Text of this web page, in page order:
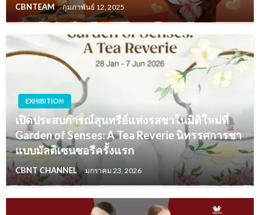
CBNTEAM กุมภาพันธ์ 12, 2025
EXHIBITION
เปิดประสบการณ์สุนทรีย์แห่งรสชาในมิติใหม่ที่
Garden of Senses: A Tea Reverie นิทรรศการชา
แบบมัลติเซนซอรีครั้งแรก
CBNT CHANNEL มกราคม 23, 2026